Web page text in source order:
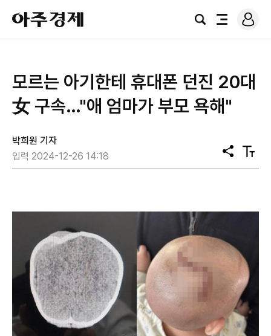
아
주
경
검
전
로
그
모르는 아기한테 휴대폰 던진 20대
女 구속…"애 엄마가 부모 욕해"
박희원 기자
입력 2024-12-26 14:18
공
유
텍
스